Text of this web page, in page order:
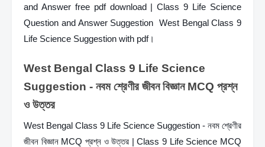
and Answer free pdf download | Class 9 Life Science
Question and Answer Suggestion  West Bengal Class 9
Life Science Suggestion with pdf।
West Bengal Class 9 Life Science
Suggestion - নবম শ্রেণীর জীবন বিজ্ঞান MCQ প্রশ্ন
ও উত্তর
West Bengal Class 9 Life Science Suggestion - নবম শ্রেণীর
জীবন বিজ্ঞান MCQ প্রশ্ন ও উত্তর | Class 9 Life Science MCQ